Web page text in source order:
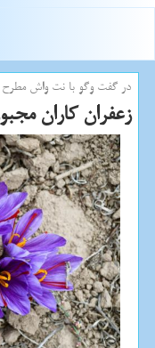
در گفت وگو با نت واش
زعفران كاران